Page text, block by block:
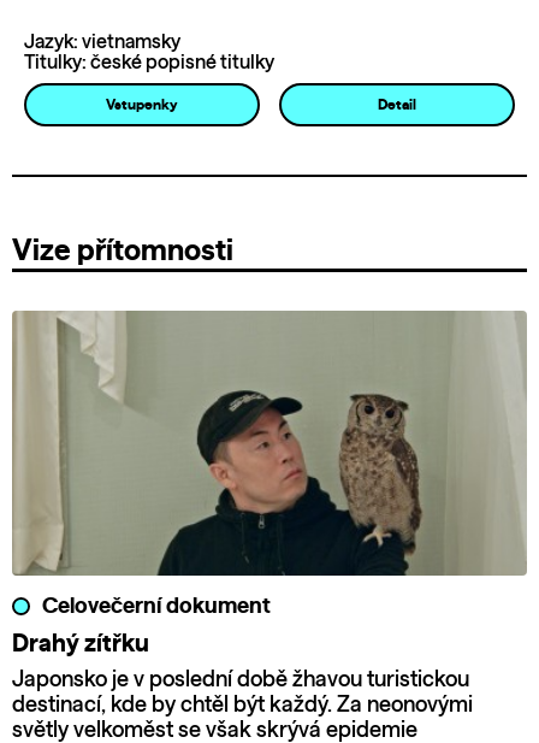
Jazyk: vietnamsky
Titulky: české popisné titulky
Vstupenky Detail
Vize přítomnosti
Celovečerní dokument
Drahý zítřku
Japonsko je v poslední době žhavou turistickou
destinací, kde by chtěl být každý. Za neonovými
světly velkoměst se však skrývá epidemie